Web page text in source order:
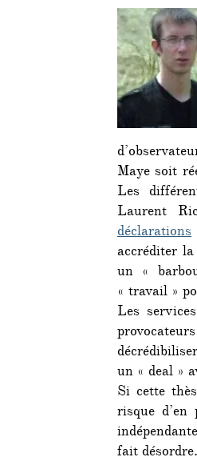
Maye soit
Les
Laurent
déclarations
accréditer
un «
« travail »
Les
un « deal »
Si cette
risque
fait